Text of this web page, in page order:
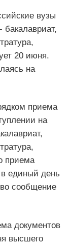
вузы
бакалавриат,
20 июня.
на
приема
на
приема
единый день
сообщение
документов
высшего